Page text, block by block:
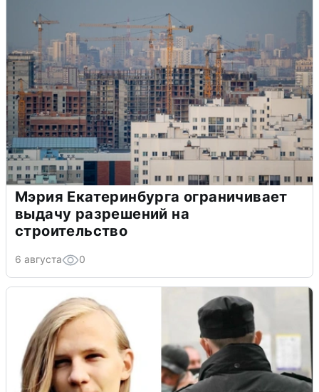
Мэрия Екатеринбурга ограничивает
выдачу разрешений на
строительство
6 августа 0